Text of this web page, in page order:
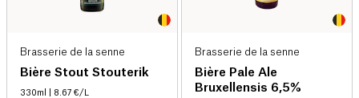
Brasserie de la senne
Bière Stout Stouterik
330ml | 8.67 €/L
Brasserie de la senne
Bière Pale Ale
Bruxellensis 6,5%